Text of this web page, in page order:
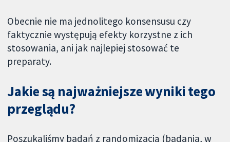
Obecnie nie ma jednolitego konsensusu czy
faktycznie występują efekty korzystne z ich
stosowania, ani jak najlepiej stosować te
preparaty.
Jakie są najważniejsze wyniki tego
przeglądu?
Poszukaliśmy badań z randomizacją (badania, w